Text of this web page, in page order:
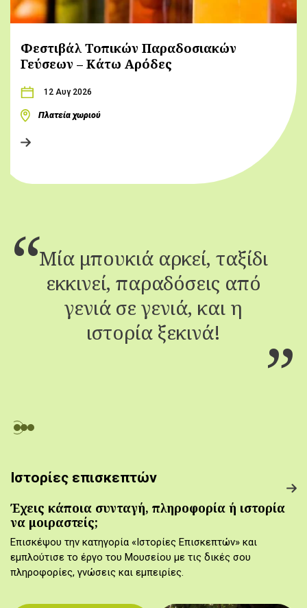
Φεστιβάλ Τοπικών Παραδοσιακών
Γεύσεων – Κάτω Αρόδες
12 Αυγ 2026
Πλατεία χωριού
Μία μπουκιά αρκεί, ταξίδι
εκκινεί, παραδόσεις από
γενιά σε γενιά, και η
ιστορία ξεκινά!
Ιστορίες επισκεπτών
Έχεις κάποια συνταγή, πληροφορία ή ιστορία
να μοιραστείς;
Επισκέψου την κατηγορία «Ιστορίες Επισκεπτών» και
εμπλούτισε το έργο του Μουσείου με τις δικές σου
πληροφορίες, γνώσεις και εμπειρίες.